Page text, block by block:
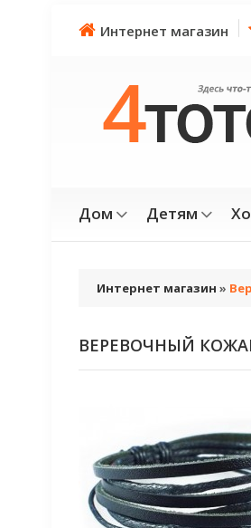
Интернет магазин
Дом Детям
Интернет магазин »
ВЕРЕВОЧНЫЙ